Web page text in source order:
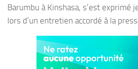
Barumbu à Kinshasa, s’est exprimé
lors d’un entretien accordé à la